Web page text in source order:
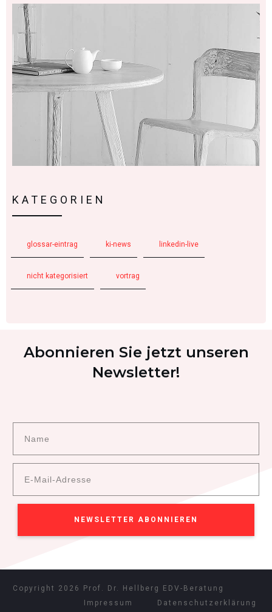
KATEGORIEN
glossar-eintrag ki-news linkedin-live
nicht kategorisiert vortrag
Abonnieren Sie jetzt unseren
Newsletter!
NEWSLETTER ABONNIEREN
Copyright 2026
Prof. Dr. Hellberg EDV-Beratung
Impressum
Datenschutzerklärung